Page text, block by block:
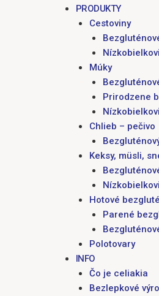
PRODUKTY
Cestoviny
Múky
Prirodzene
Chlieb – pečivo
Keksy, müsli,
Hotové
Parené
Polotovary
INFO
Čo je celiakia
Bezlepkové